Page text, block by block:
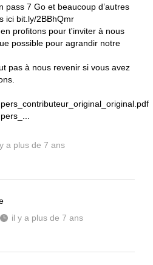
pass 7 Go et beaucoup d’autres
ici bit.ly/2BBhQmr
profitons pour t'inviter à nous
possible pour agrandir notre
pas à nous revenir si vous avez
a plus de 7 ans
il y a plus de 7 ans